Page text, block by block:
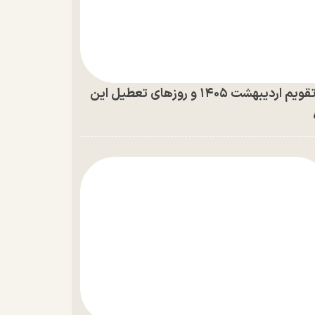
تقویم اردیبهشت ۱۴۰۵ و روز‌های تعطیل این